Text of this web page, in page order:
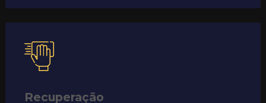
Recuperação